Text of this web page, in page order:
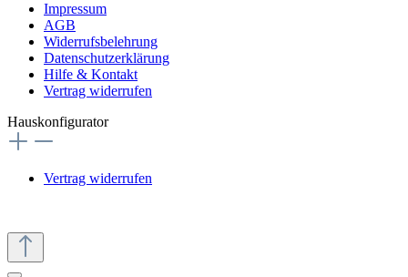
Impressum
AGB
Widerrufsbelehrung
Datenschutzerklärung
Hilfe & Kontakt
Vertrag widerrufen
Hauskonfigurator
Vertrag widerrufen